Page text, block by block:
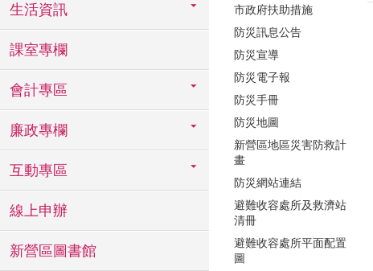
生活資訊
課室專欄
會計專區
廉政專欄
互動專區
線上申辦
新營區圖書館
市政府扶助措施
防災訊息公告
防災宣導
防災電子報
防災手冊
防災地圖
新營區地區災害防救計
畫
防災網站連結
避難收容處所及救濟站
清冊
避難收容處所平面配置
圖